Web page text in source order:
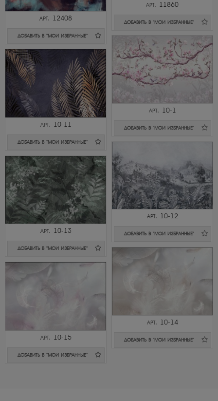
арт. 12408
ДОБАВИТЬ В "МОИ ИЗБРАННЫЕ"
арт. 11860
ДОБАВИТЬ В "МОИ ИЗБРАННЫЕ"
арт. 10-1
ДОБАВИТЬ В "МОИ ИЗБРАННЫЕ"
арт. 10-11
ДОБАВИТЬ В "МОИ ИЗБРАННЫЕ"
арт. 10-12
ДОБАВИТЬ В "МОИ ИЗБРАННЫЕ"
арт. 10-13
ДОБАВИТЬ В "МОИ ИЗБРАННЫЕ"
арт. 10-14
ДОБАВИТЬ В "МОИ ИЗБРАННЫЕ"
арт. 10-15
ДОБАВИТЬ В "МОИ ИЗБРАННЫЕ"